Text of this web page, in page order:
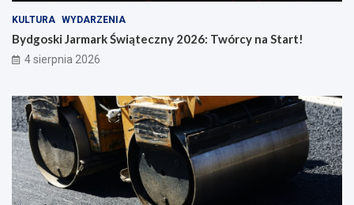
KULTURA WYDARZENIA
Bydgoski Jarmark Świąteczny 2026: Twórcy na Start!
4 sierpnia 2026